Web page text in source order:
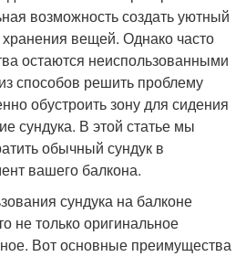
возможность создать уютный
вещей. Однако часто
остаются неиспользованными
способов решить проблему
обустроить зону для сидения
сундука. В этой статье мы
обычный сундук в
вашего балкона.
сундука на балконе
не только оригинальное
Вот основные преимущества